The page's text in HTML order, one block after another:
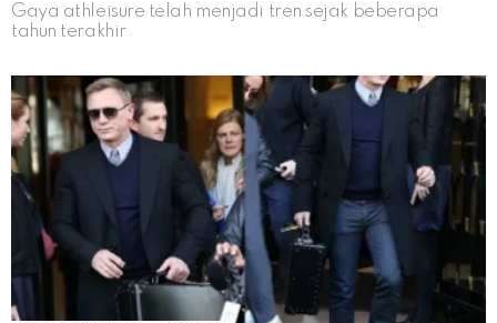
Gaya athleisure telah menjadi tren sejak beberapa
tahun terakhir